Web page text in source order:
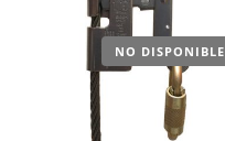
NO DISPONIBLE